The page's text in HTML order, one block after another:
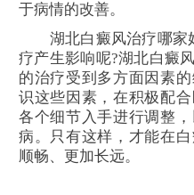
于病情的改善。
湖北白癜风治疗哪家
疗产生影响呢?湖北白癜
的治疗受到多方面因素
识这些因素，在积极配
各个细节入手进行调整
病。只有这样，才能在
顺畅、更加长远。